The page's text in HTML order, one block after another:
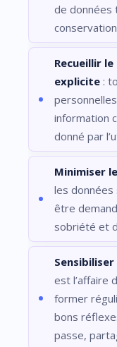
de données
Recueillir
explicite :
information
donné par
Minimiser
les
être
sobriété et
est l’affaire
former
bons
passe,